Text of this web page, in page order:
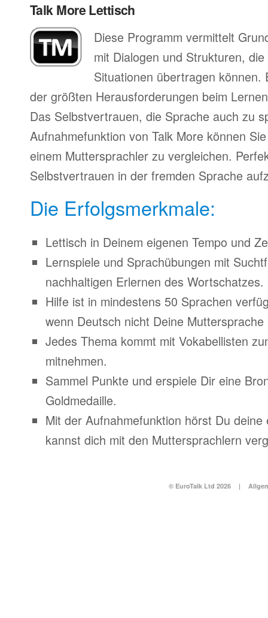
Talk More Lettisch
Diese Programm vermittelt
mit Dialogen und Strukturen,
Situationen übertragen können.
der größten Herausforderungen beim
Das Selbstvertrauen, die Sprache auch zu
Aufnahmefunktion von Talk More können
einem Muttersprachler zu vergleichen.
Selbstvertrauen in der fremden Sprache
Die Erfolgsmerkmale:
Lettisch in Deinem eigenen Tempo und
Lernspiele und Sprachübungen mit
nachhaltigen Erlernen des Wortschatzes.
Hilfe ist in mindestens 50 Sprachen
wenn Deutsch nicht Deine Muttersprache
Jedes Thema kommt mit Vokabellisten
mitnehmen.
Sammel Punkte und erspiele Dir eine
Goldmedaille.
Mit der Aufnahmefunktion hörst Du deine
kannst dich mit den Muttersprachlern
© EuroTalk Ltd 2026 |